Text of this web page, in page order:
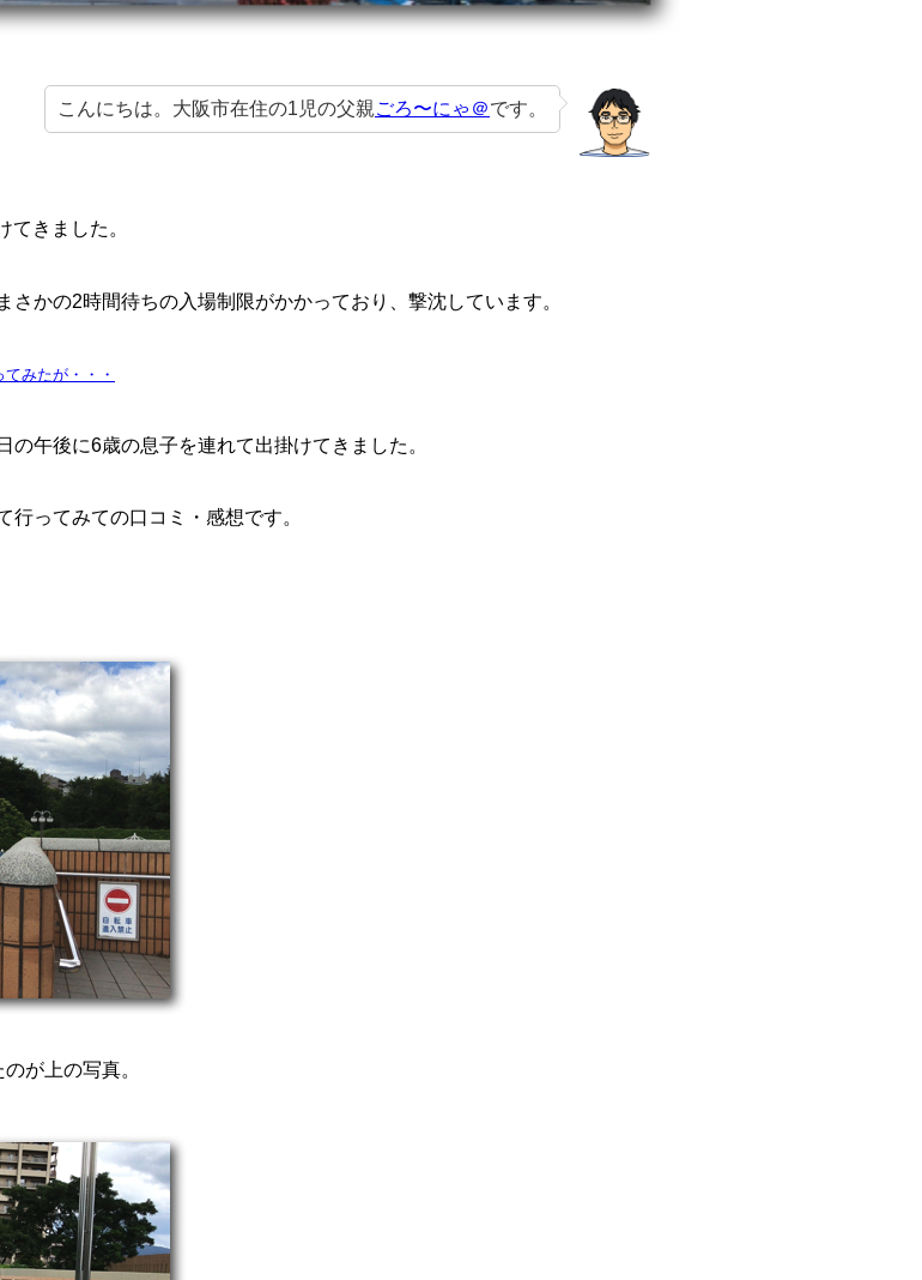
こんにちは。大阪市在住の1児の父親ごろ〜にゃ＠です。
てきました。
かの2時間待ちの入場制限がかかっており、撃沈しています。
みたが・・・
午後に6歳の息子を連れて出掛けてきました。
ってみての口コミ・感想です。
が上の写真。